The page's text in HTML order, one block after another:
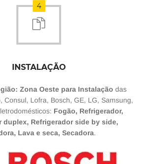
4
INSTALAÇÃO
Zona Oeste para Instalação das
Consul, Lofra, Bosch, GE, LG, Samsung,
Fogão, Refrigerador,
duplex, Refrigerador side by side,
Lava e seca, Secadora.